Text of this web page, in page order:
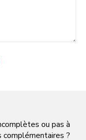
ou pas à
complémentaires ?